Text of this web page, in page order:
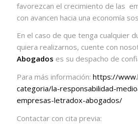
favorezcan el crecimiento de las
con avancen hacia una economía
En el caso de que tenga cualquier
quiera realizarnos, cuente con
Abogados es su despacho de
Para más información: https://
categoria/la-responsabilidad-
empresas-letradox-abogados/
Contactar con cita previa: